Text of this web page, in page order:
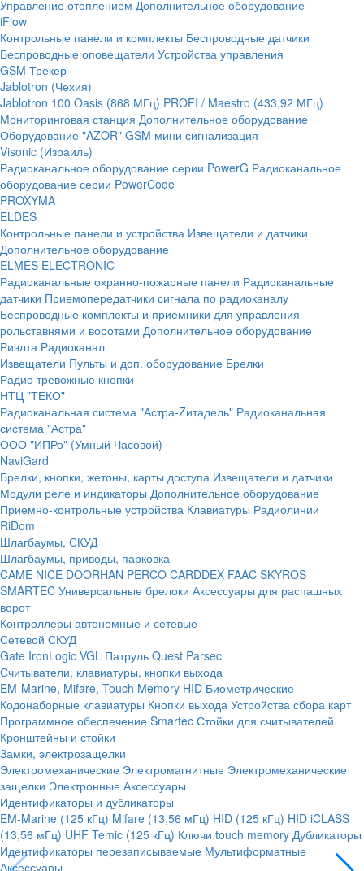
Управление отоплением Дополнительное оборудование
iFlow
Контрольные панели и комплекты Беспроводные датчики
Беспроводные оповещатели Устройства управления
GSM Трекер
Jablotron (Чехия)
Jablotron 100 Oasis (868 МГц) PROFI / Maestro (433,92 МГц)
Мониторинговая станция Дополнительное оборудование
Оборудование "AZOR" GSM мини сигнализация
Visonic (Израиль)
Радиоканальное оборудование серии PowerG Радиоканальное
оборудование серии PowerCode
PROXYMA
ELDES
Контрольные панели и устройства Извещатели и датчики
Дополнительное оборудование
ELMES ELECTRONIC
Радиоканальные охранно-пожарные панели Радиоканальные
датчики Приемопередатчики сигнала по радиоканалу
Беспроводные комплекты и приемники для управления
рольставнями и воротами Дополнительное оборудование
Риэлта Радиоканал
Извещатели Пульты и доп. оборудование Брелки
Радио тревожные кнопки
НТЦ "ТЕКО"
Радиоканальная система "Астра-Zитадель" Радиоканальная
система "Астра"
ООО "ИПРо" (Умный Часовой)
NaviGard
Брелки, кнопки, жетоны, карты доступа Извещатели и датчики
Модули реле и индикаторы Дополнительное оборудование
Приемно-контрольные устройства Клавиатуры Радиолинии
RiDom
Шлагбаумы, СКУД
Шлагбаумы, приводы, парковка
CAME NICE DOORHAN PERCO CARDDEX FAAC SKYROS
SMARTEC Универсальные брелоки Аксессуары для распашных
ворот
Контроллеры автономные и сетевые
Сетевой СКУД
Gate IronLogic VGL Патруль Quest Parsec
Считыватели, клавиатуры, кнопки выхода
EM-Marine, Mifare, Touch Memory HID Биометрические
Кодонаборные клавиатуры Кнопки выхода Устройства сбора карт
Программное обеспечение Smartec Стойки для считывателей
Кронштейны и стойки
Замки, электрозащелки
Электромеханические Электромагнитные Электромеханические
защелки Электронные Аксессуары
Идентификаторы и дубликаторы
EM-Marine (125 кГц) Mifare (13,56 мГц) HID (125 кГц) HID iCLASS
(13,56 мГц) UHF Temic (125 кГц) Ключи touch memory Дубликаторы
Идентификаторы перезаписываемые Мультиформатные
Аксессуары